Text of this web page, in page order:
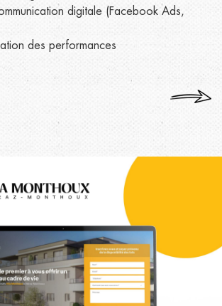
digitale (Facebook Ads,
des performances